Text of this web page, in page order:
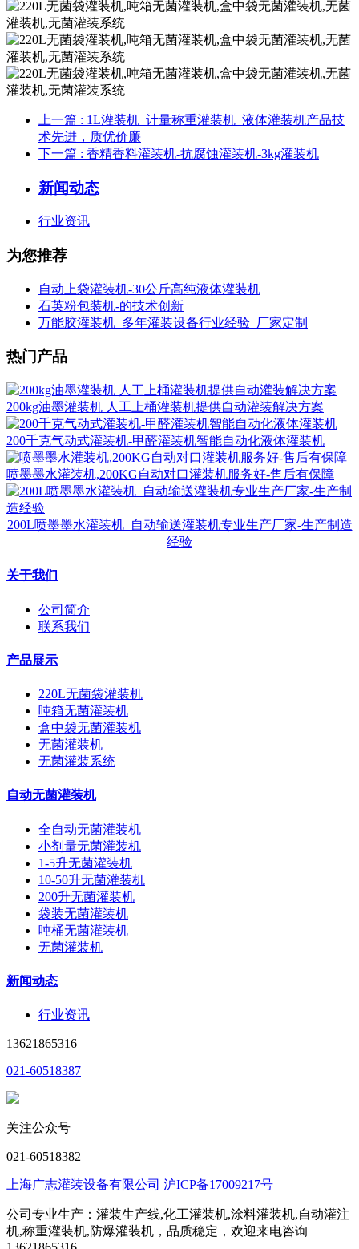
上一篇 : 1L灌装机_计量称重灌装机_液体灌装机产品技
术先进，质优价廉
下一篇 : 香精香料灌装机-抗腐蚀灌装机-3kg灌装机
新闻动态
行业资讯
为您推荐
自动上袋灌装机-30公斤高纯液体灌装机
石英粉包装机-的技术创新
万能胶灌装机_多年灌装设备行业经验_厂家定制
热门产品
200kg油墨灌装机 人工上桶灌装机提供自动灌装解决方案
200千克气动式灌装机-甲醛灌装机智能自动化液体灌装机
喷墨墨水灌装机,200KG自动对口灌装机服务好-售后有保障
200L喷墨墨水灌装机_自动输送灌装机专业生产厂家-生产制造
经验
关于我们
公司简介
联系我们
产品展示
220L无菌袋灌装机
吨箱无菌灌装机
盒中袋无菌灌装机
无菌灌装机
无菌灌装系统
自动无菌灌装机
全自动无菌灌装机
小剂量无菌灌装机
1-5升无菌灌装机
10-50升无菌灌装机
200升无菌灌装机
袋装无菌灌装机
吨桶无菌灌装机
无菌灌装机
新闻动态
行业资讯
13621865316
021-60518387
关注公众号
021-60518382
上海广志灌装设备有限公司 沪ICP备17009217号
公司专业生产：灌装生产线,化工灌装机,涂料灌装机,自动灌注
机,称重灌装机,防爆灌装机，品质稳定，欢迎来电咨询